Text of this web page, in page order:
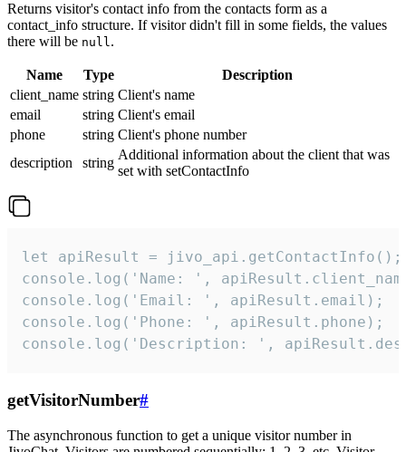
Returns visitor's contact info from the contacts form as a
contact_info structure. If visitor didn't fill in some fields, the values
there will be null.
Name Type
Description
client_name string Client's name
email
string Client's email
phone
string Client's phone number
description
string
Additional information about the client that was
set with setContactInfo
let apiResult = jivo_api.getContactInfo();
console.log('Name: ',
console.log('Email: ', apiResult.email);
console.log('Phone: ', apiResult.phone);
console.log('Description: ',
getVisitorNumber#
The asynchronous function to get a unique visitor number in